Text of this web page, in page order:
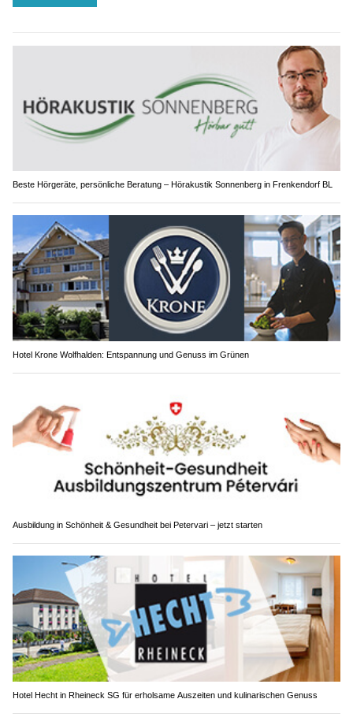
Beste Hörgeräte, persönliche Beratung – Hörakustik Sonnenberg in Frenkendorf BL
Hotel Krone Wolfhalden: Entspannung und Genuss im Grünen
Ausbildung in Schönheit & Gesundheit bei Petervari – jetzt starten
Hotel Hecht in Rheineck SG für erholsame Auszeiten und kulinarischen Genuss